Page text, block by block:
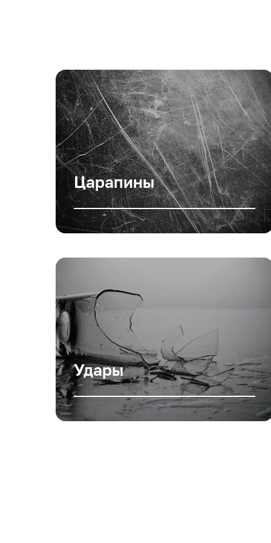
Царапины
Удары